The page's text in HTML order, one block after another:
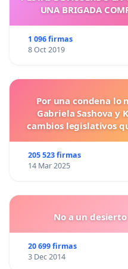
UNA BRIGADA
1 096 firmas
8 Oct 2019
Por una condena lo
Gabriela Sashova y
cambios legislativos
205 523 firmas
14 Mar 2025
No a un
20 699 firmas
3 Dec 2014